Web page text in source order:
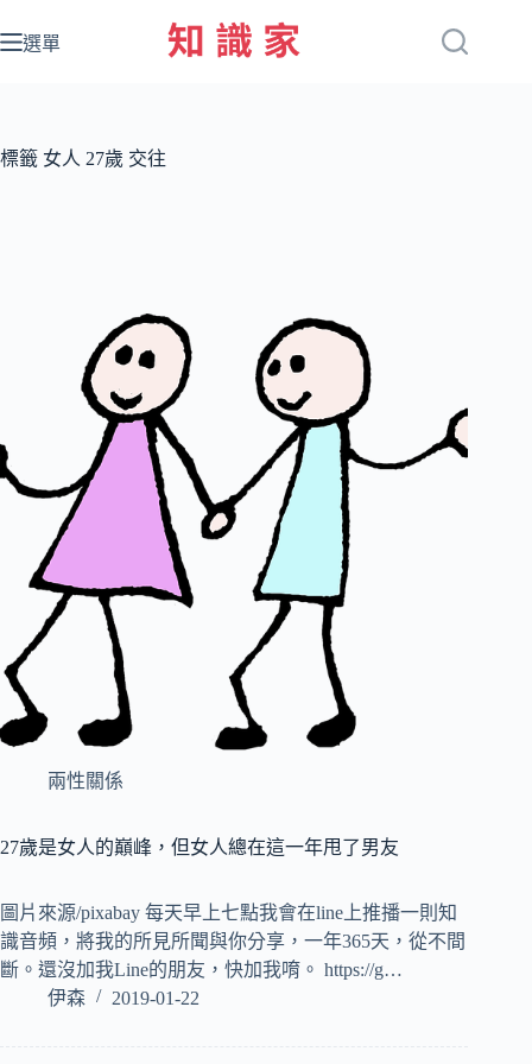
至
容
選單
標籤 女人 27歲 交往
兩性關係
27歲是女人的巔峰，但女人總在這一年甩了男友
圖片來源/pixabay 每天早上七點我會在line上推播一則知
識音頻，將我的所見所聞與你分享，一年365天，從不間
斷。還沒加我Line的朋友，快加我唷。 https://g…
伊森
2019-01-22